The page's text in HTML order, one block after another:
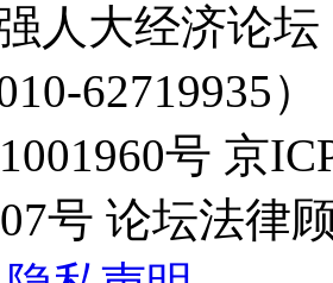
人大经济论
62719935）
号 京
号 论坛法律